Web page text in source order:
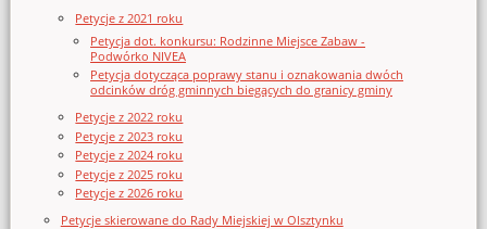
Petycje z 2021 roku
Petycja dot. konkursu: Rodzinne Miejsce Zabaw -
Podwórko NIVEA
Petycja dotycząca poprawy stanu i oznakowania dwóch
odcinków dróg gminnych biegących do granicy gminy
Petycje z 2022 roku
Petycje z 2023 roku
Petycje z 2024 roku
Petycje z 2025 roku
Petycje z 2026 roku
Petycje skierowane do Rady Miejskiej w Olsztynku